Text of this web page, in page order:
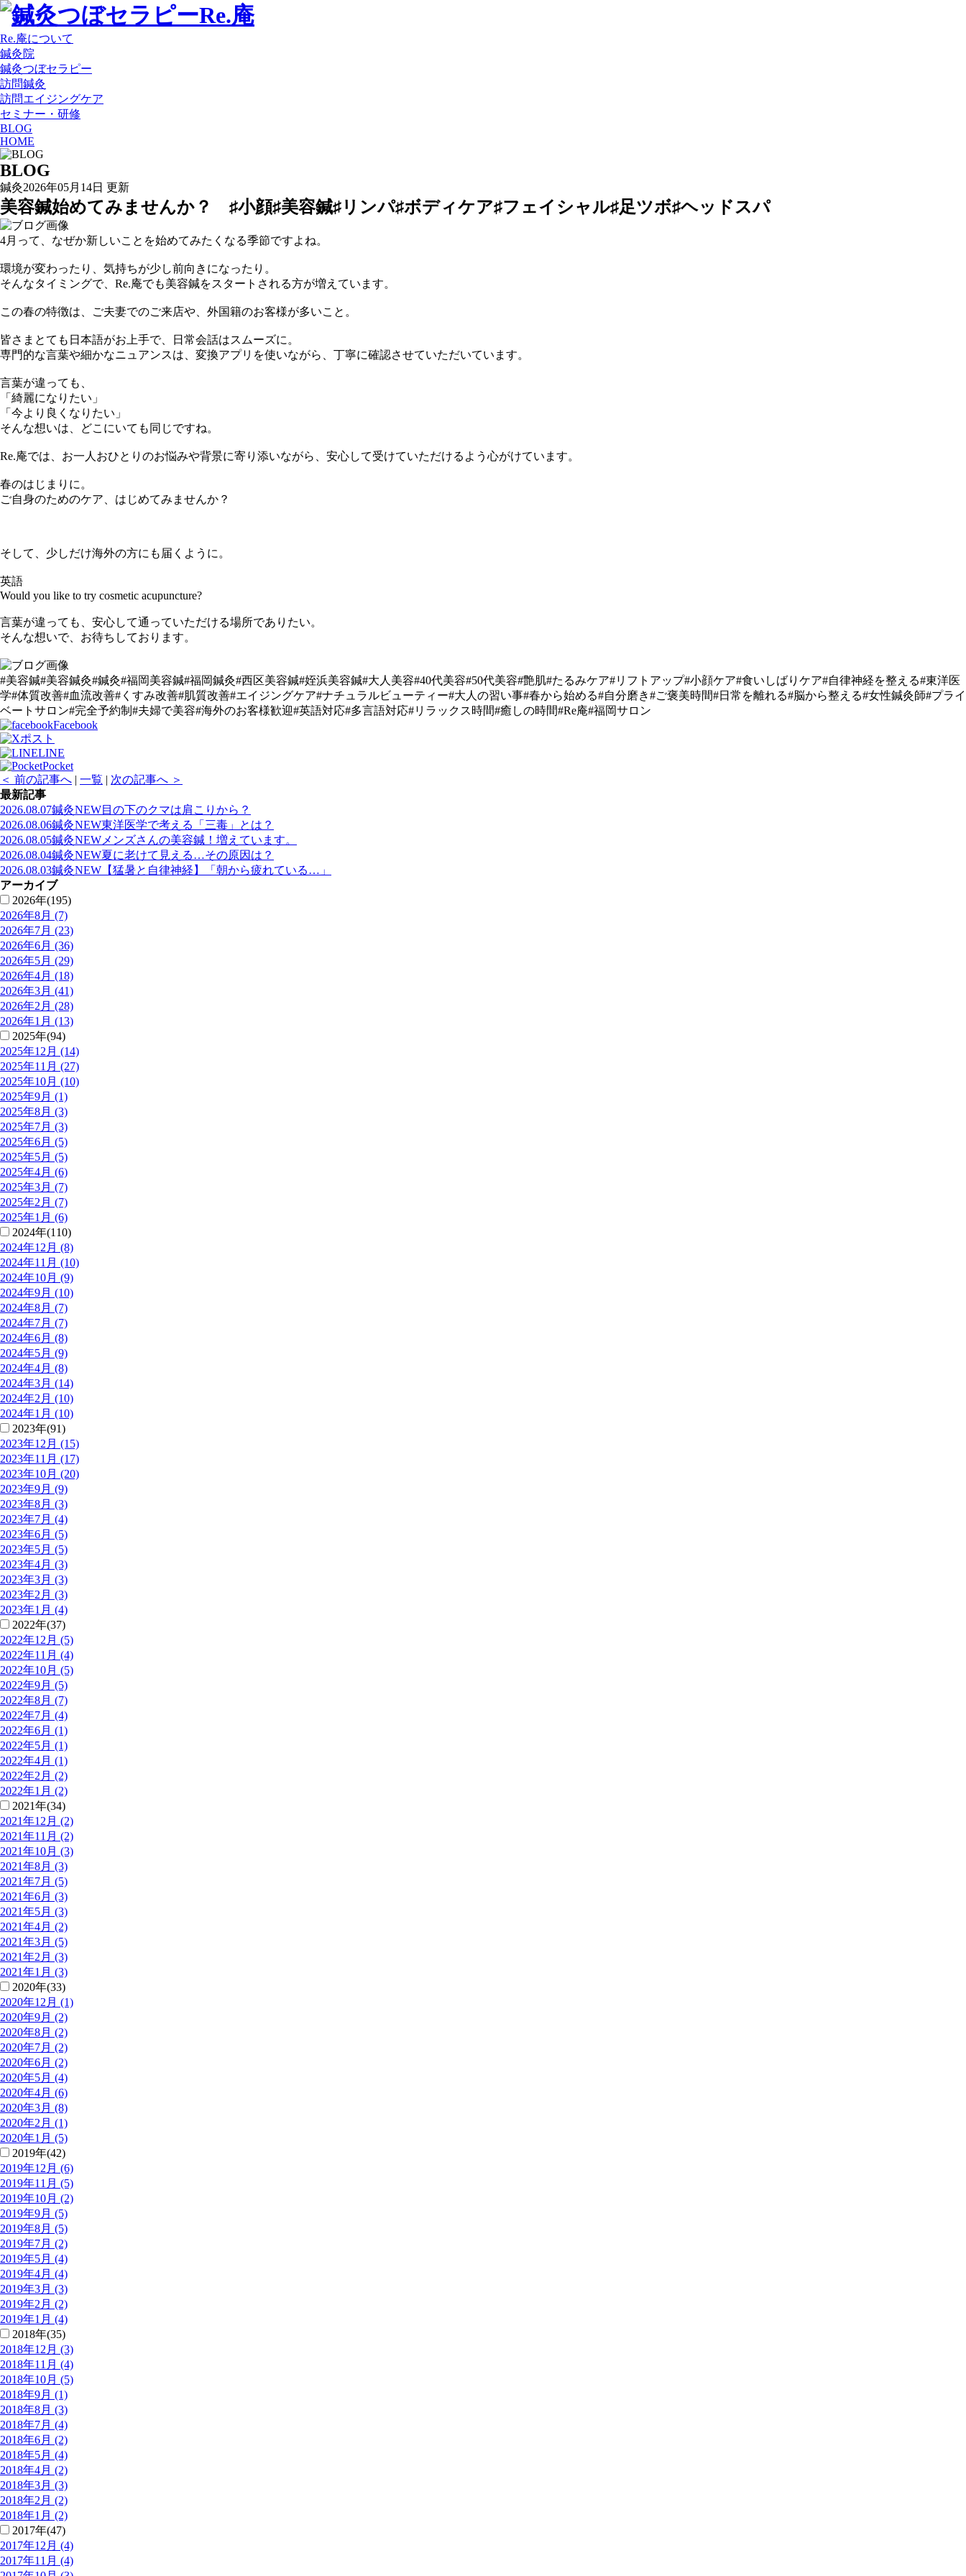
Re.庵について
鍼灸院
鍼灸つぼセラピー
訪問鍼灸
訪問エイジングケア
セミナー・研修
BLOG
HOME
BLOG
鍼灸2026年05月14日 更新
美容鍼始めてみませんか？ ♯小顔♯美容鍼♯リンパ♯ボディケア♯フェイシャル♯足ツボ♯ヘッドスパ
4月って、なぜか新しいことを始めてみたくなる季節ですよね。
環境が変わったり、気持ちが少し前向きになったり。
そんなタイミングで、Re.庵でも美容鍼をスタートされる方が増えています。
この春の特徴は、ご夫妻でのご来店や、外国籍のお客様が多いこと。
皆さまとても日本語がお上手で、日常会話はスムーズに。
専門的な言葉や細かなニュアンスは、変換アプリを使いながら、丁寧に確認させていただいています。
言葉が違っても、
「綺麗になりたい」
「今より良くなりたい」
そんな想いは、どこにいても同じですね。
Re.庵では、お一人おひとりのお悩みや背景に寄り添いながら、安心して受けていただけるよう心がけています。
春のはじまりに。
ご自身のためのケア、はじめてみませんか？
そして、少しだけ海外の方にも届くように。
英語
Would you like to try cosmetic acupuncture?
言葉が違っても、安心して通っていただける場所でありたい。
そんな想いで、お待ちしております。
#美容鍼#美容鍼灸#鍼灸#福岡美容鍼#福岡鍼灸#西区美容鍼#姪浜美容鍼#大人美容#40代美容#50代美容#艶肌#たるみケア#リフトアップ#小顔ケア#食いしばりケア#自律神経を整える#東洋医
学#体質改善#血流改善#くすみ改善#肌質改善#エイジングケア#ナチュラルビューティー#大人の習い事#春から始める#自分磨き#ご褒美時間#日常を離れる#脳から整える#女性鍼灸師#プライ
ベートサロン#完全予約制#夫婦で美容#海外のお客様歓迎#英語対応#多言語対応#リラックス時間#癒しの時間#Re庵#福岡サロン
Facebook
ポスト
LINE
Pocket
＜ 前の記事へ | 一覧 | 次の記事へ ＞
最新記事
2026.08.07鍼灸NEW目の下のクマは肩こりから？
2026.08.06鍼灸NEW東洋医学で考える「三毒」とは？
2026.08.05鍼灸NEW メンズさんの美容鍼！増えています。
2026.08.04鍼灸NEW夏に老けて見える…その原因は？
2026.08.03鍼灸NEW 【猛暑と自律神経】「朝から疲れている…」
アーカイブ
2026年(195)
2026年8月 (7)
2026年7月 (23)
2026年6月 (36)
2026年5月 (29)
2026年4月 (18)
2026年3月 (41)
2026年2月 (28)
2026年1月 (13)
2025年(94)
2025年12月 (14)
2025年11月 (27)
2025年10月 (10)
2025年9月 (1)
2025年8月 (3)
2025年7月 (3)
2025年6月 (5)
2025年5月 (5)
2025年4月 (6)
2025年3月 (7)
2025年2月 (7)
2025年1月 (6)
2024年(110)
2024年12月 (8)
2024年11月 (10)
2024年10月 (9)
2024年9月 (10)
2024年8月 (7)
2024年7月 (7)
2024年6月 (8)
2024年5月 (9)
2024年4月 (8)
2024年3月 (14)
2024年2月 (10)
2024年1月 (10)
2023年(91)
2023年12月 (15)
2023年11月 (17)
2023年10月 (20)
2023年9月 (9)
2023年8月 (3)
2023年7月 (4)
2023年6月 (5)
2023年5月 (5)
2023年4月 (3)
2023年3月 (3)
2023年2月 (3)
2023年1月 (4)
2022年(37)
2022年12月 (5)
2022年11月 (4)
2022年10月 (5)
2022年9月 (5)
2022年8月 (7)
2022年7月 (4)
2022年6月 (1)
2022年5月 (1)
2022年4月 (1)
2022年2月 (2)
2022年1月 (2)
2021年(34)
2021年12月 (2)
2021年11月 (2)
2021年10月 (3)
2021年8月 (3)
2021年7月 (5)
2021年6月 (3)
2021年5月 (3)
2021年4月 (2)
2021年3月 (5)
2021年2月 (3)
2021年1月 (3)
2020年(33)
2020年12月 (1)
2020年9月 (2)
2020年8月 (2)
2020年7月 (2)
2020年6月 (2)
2020年5月 (4)
2020年4月 (6)
2020年3月 (8)
2020年2月 (1)
2020年1月 (5)
2019年(42)
2019年12月 (6)
2019年11月 (5)
2019年10月 (2)
2019年9月 (5)
2019年8月 (5)
2019年7月 (2)
2019年5月 (4)
2019年4月 (4)
2019年3月 (3)
2019年2月 (2)
2019年1月 (4)
2018年(35)
2018年12月 (3)
2018年11月 (4)
2018年10月 (5)
2018年9月 (1)
2018年8月 (3)
2018年7月 (4)
2018年6月 (2)
2018年5月 (4)
2018年4月 (2)
2018年3月 (3)
2018年2月 (2)
2018年1月 (2)
2017年(47)
2017年12月 (4)
2017年11月 (4)